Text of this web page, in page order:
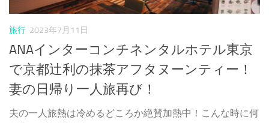
旅行 2023年7月11日
ANAインターコンチネンタルホテル東京
で京都辻利の抹茶アフタヌーンティー！
妻の日帰り一人旅再び！
夫の一人旅熱は冷めるどころか絶賛加熱中！こんな時に何